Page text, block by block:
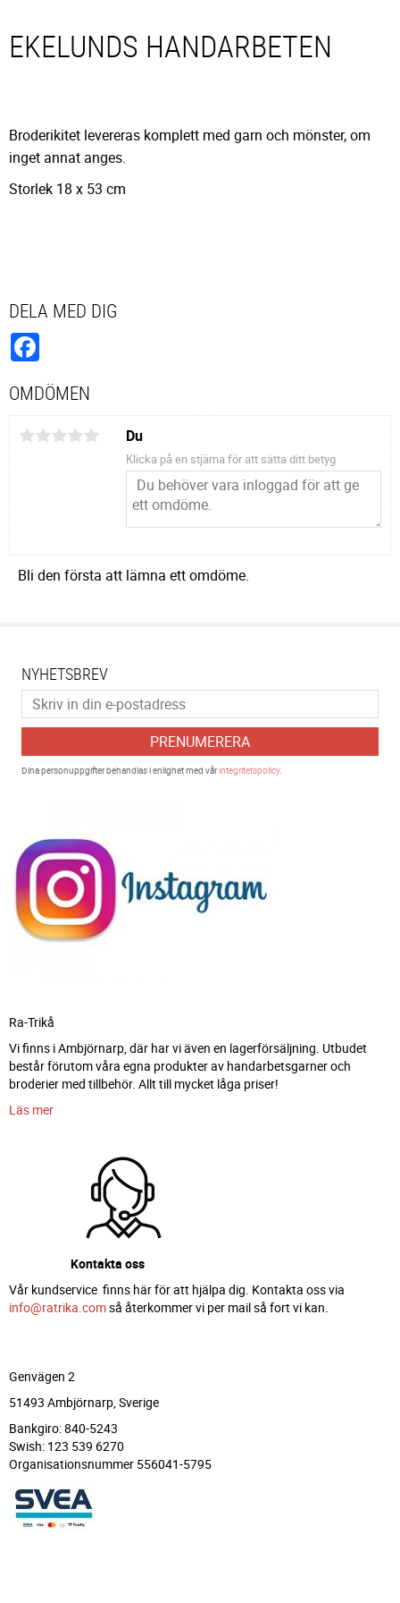
EKELUNDS HANDARBETEN
Broderikitet levereras komplett med garn och mönster, om
inget annat anges.
Storlek 18 x 53 cm
DELA MED DIG
OMDÖMEN
Du
Klicka på en stjärna för att sätta ditt betyg
Bli den första att lämna ett omdöme.
NYHETSBREV
PRENUMERERA
Dina personuppgifter behandlas i enlighet med vårintegritetspolicy.
Ra-Trikå
Vi finns i Ambjörnarp, där har vi även en lagerförsäljning. Utbudet
består förutom våra egna produkter av handarbetsgarner och
broderier med tillbehör. Allt till mycket låga priser!
Läs mer
Kontakta oss
Vår kundservice finns här för att hjälpa dig. Kontakta oss via
info@ratrika.comså återkommer vi per mail så fort vi kan.
Genvägen 2
51493 Ambjörnarp, Sverige
Bankgiro: 840-5243
Swish: 123 539 6270
Organisationsnummer 556041-5795